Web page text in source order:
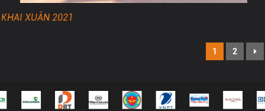
KHAI XUÂN 2021
1 2